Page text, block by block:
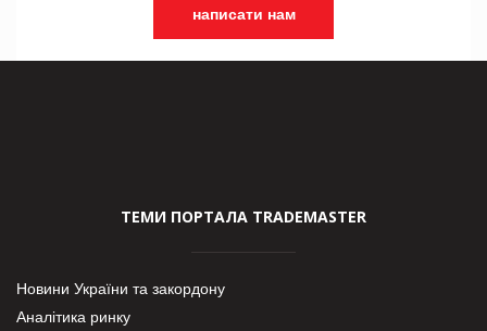
написати нам
ТЕМИ ПОРТАЛА TRADEMASTER
Новини України та закордону
Аналітика ринку